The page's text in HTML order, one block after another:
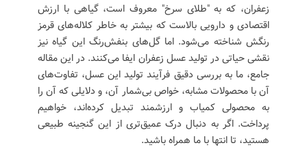
زعفران، که به "طلای سرخ" معروف است، گیاهی با ارزش
اقتصادی و دارویی بالاست که بیشتر به خاطر کلاله‌های قرمز
رنگش شناخته می‌شود. اما گل‌های بنفش‌رنگ این گیاه نیز
نقشی حیاتی در تولید عسل زعفران ایفا می‌کنند. در این مقاله
جامع، ما به بررسی دقیق فرآیند تولید این عسل، تفاوت‌های
آن با محصولات مشابه، خواص بی‌شمار آن، و دلایلی که آن را
به محصولی کمیاب و ارزشمند تبدیل کرده‌اند، خواهیم
پرداخت. اگر به دنبال درک عمیق‌تری از این گنجینه طبیعی
هستید، تا انتها با ما همراه باشید.